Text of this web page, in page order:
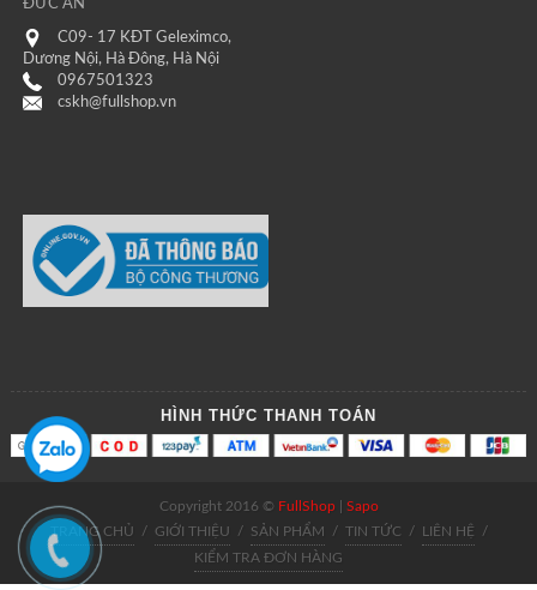
ĐỨC AN
C09- 17 KĐT Geleximco,
Dương Nội, Hà Đông, Hà Nội
0967501323
cskh@fullshop.vn
HÌNH THỨC THANH TOÁN
Copyright 2016 © FullShop| Sapo
TRANG CHỦ
/ GIỚI THIỆU / SẢN PHẨM / TIN TỨC / LIÊN HỆ
/
KIỂM TRA ĐƠN HÀNG